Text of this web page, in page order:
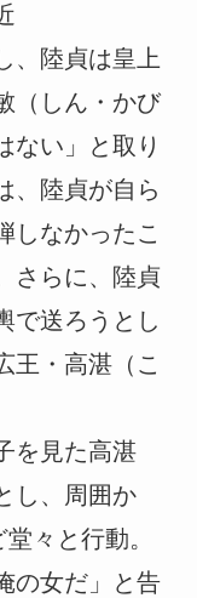
、陸貞は皇上
（しん・かび
ない」と取り
、陸貞が自ら
しなかったこ
さらに、陸貞
で送ろうとし
王・高湛（こ
を見た高湛
し、周囲か
々と行動。
の女だ」と告